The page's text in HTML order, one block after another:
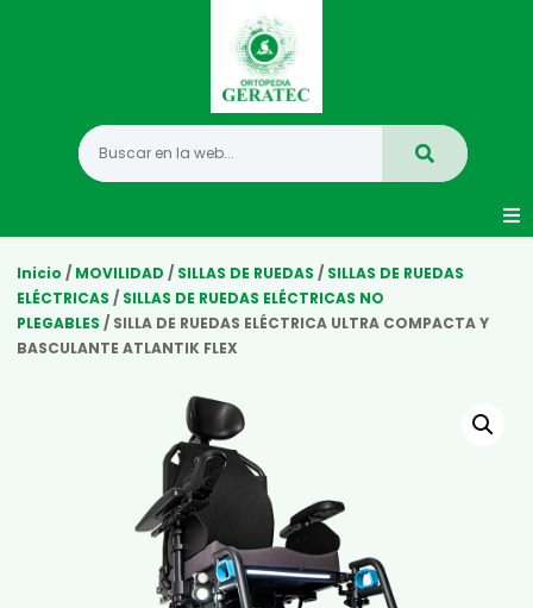
Movilidad
Hogar
Compresión Médica
Inicio / MOVILIDAD / SILLAS DE RUEDAS / SILLAS DE RUEDAS
ELÉCTRICAS / SILLAS DE RUEDAS ELÉCTRICAS NO
PLEGABLES / SILLA DE RUEDAS ELÉCTRICA ULTRA COMPACTA Y
BASCULANTE ATLANTIK FLEX